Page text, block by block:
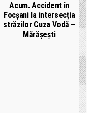
Acum. Accident în
Focșani la intersecția
străzilor Cuza Vodă –
Mărășești